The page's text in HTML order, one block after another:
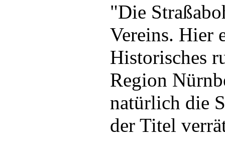
"Die
Vereins. Hier
Historisches
Region
natürlich die
der Titel